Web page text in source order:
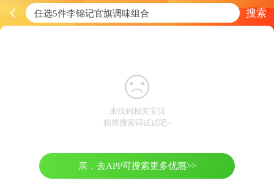
搜索
未找到相关宝贝
精简搜索词试试吧~
亲，去APP可搜索更多优惠>>